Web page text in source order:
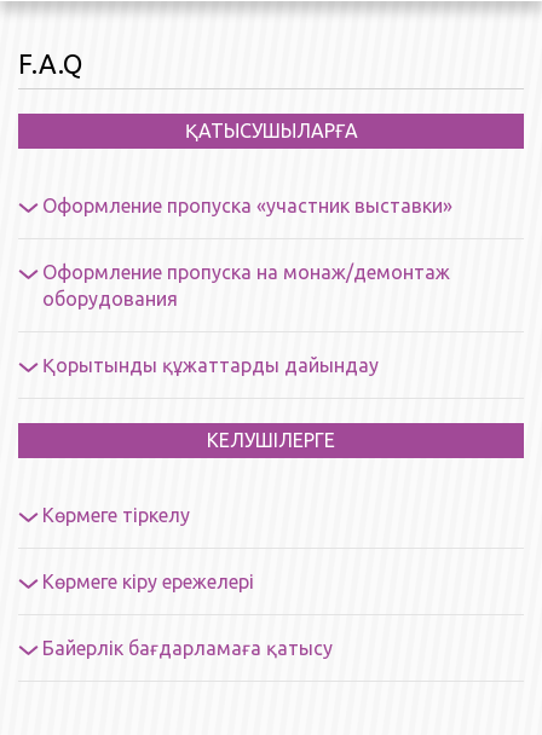
F.A.Q
ҚАТЫСУШЫЛАРҒА
Оформление пропуска «участник выставки»
Оформление пропуска на монаж/демонтаж
оборудования
Қорытынды құжаттарды дайындау
КЕЛУШІЛЕРГЕ
Көрмеге тіркелу
Көрмеге кіру ережелері
Байерлік бағдарламаға қатысу